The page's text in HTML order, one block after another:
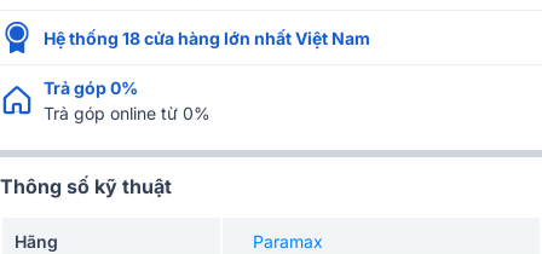
Hệ thống 18 cửa hàng lớn nhất Việt Nam
Trả góp 0%
Trả góp online từ 0%
Thông số kỹ thuật
Hãng Paramax